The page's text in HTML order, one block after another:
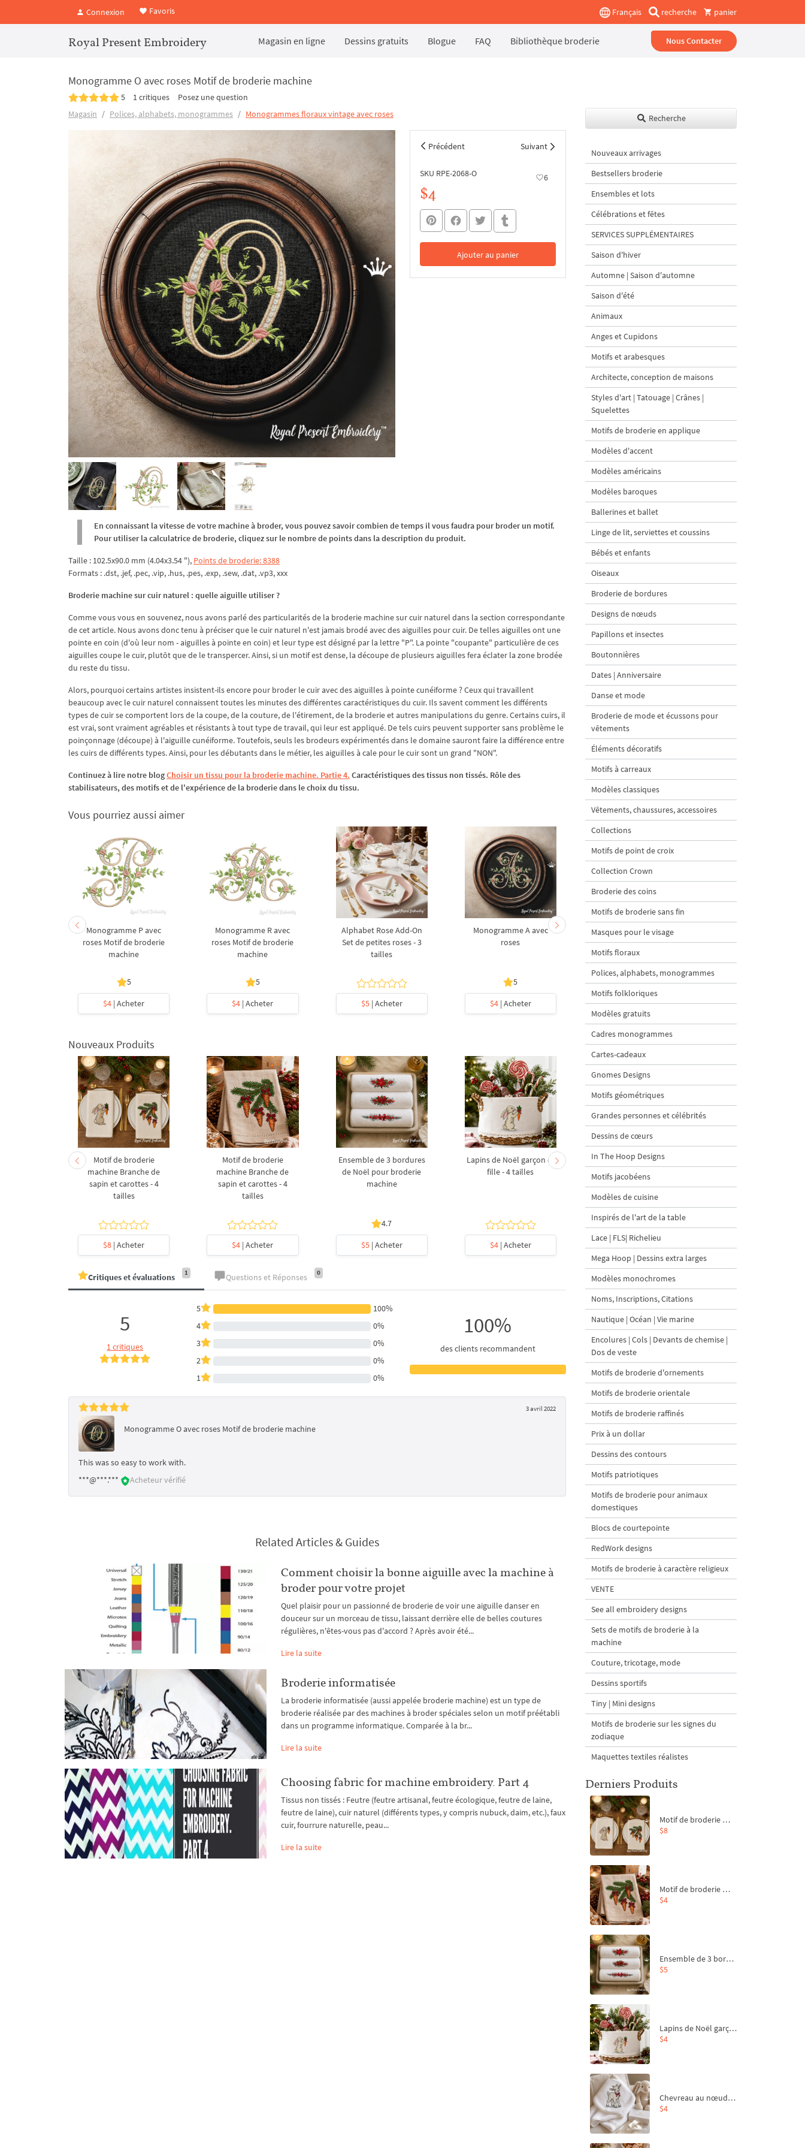
Connexion Favoris Français recherche panier
Royal Present Embroidery Magasin en ligne Dessins gratuits Blogue FAQ Bibliothèque broderie Nous Contacter
Monogramme O avec roses Motif de broderie machine
5 1 critiques
Posez une question
Magasin
Polices, alphabets, monogrammes Monogrammes floraux vintage avec roses
Précédent Suivant
SKU RPE-2068-O 6
$4
Ajouter au panier
Dans le panier
En connaissant la vitesse de votre machine à broder, vous pouvez savoir combien de temps il vous faudra pour broder un motif.
Pour utiliser la calculatrice de broderie, cliquez sur le nombre de points dans la description du produit.
Taille : 102.5x90.0 mm (4.04x3.54 "), Points de broderie: 8388
Formats : .dst, .jef, .pec, .vip, .hus, .pes, .exp, .sew, .dat, .vp3, xxx
Broderie machine sur cuir naturel : quelle aiguille utiliser ?
Comme vous vous en souvenez, nous avons parlé des particularités de la broderie machine sur cuir naturel dans la section correspondante
de cet article. Nous avons donc tenu à préciser que le cuir naturel n'est jamais brodé avec des aiguilles pour cuir. De telles aiguilles ont une
pointe en coin (d'où leur nom - aiguilles à pointe en coin) et leur type est désigné par la lettre "P". La pointe "coupante" particulière de ces
aiguilles coupe le cuir, plutôt que de le transpercer. Ainsi, si un motif est dense, la découpe de plusieurs aiguilles fera éclater la zone brodée
du reste du tissu.
Alors, pourquoi certains artistes insistent-ils encore pour broder le cuir avec des aiguilles à pointe cunéiforme ? Ceux qui travaillent
beaucoup avec le cuir naturel connaissent toutes les minutes des différentes caractéristiques du cuir. Ils savent comment les différents
types de cuir se comportent lors de la coupe, de la couture, de l'étirement, de la broderie et autres manipulations du genre. Certains cuirs, il
est vrai, sont vraiment agréables et résistants à tout type de travail, qui leur est appliqué. De tels cuirs peuvent supporter sans problème le
poinçonnage (découpe) à l'aiguille cunéiforme. Toutefois, seuls les brodeurs expérimentés dans le domaine sauront faire la différence entre
les cuirs de différents types. Ainsi, pour les débutants dans le métier, les aiguilles à cale pour le cuir sont un grand "NON".
Continuez à lire notre blogChoisir un tissu pour la broderie machine. Partie 4. Caractéristiques des tissus non tissés. Rôle des
stabilisateurs, des motifs et de l'expérience de la broderie dans le choix du tissu.
Vous pourriez aussi aimer
Monogramme P avec
roses Motif de broderie
machine
5
$4 | Acheter
Monogramme R avec
roses Motif de broderie
machine
5
$4 | Acheter
Alphabet Rose Add-On
Set de petites roses - 3
tailles
$5| Acheter
Monogramme A avec
roses
5
$4| Acheter
Monogramme B avec
roses Motif de broderie
machine
5
$4| Acheter
Nouveaux Produits
Motif de broderie
machine Branche de
sapin et carottes - 4
tailles
$8 | Acheter
Motif de broderie
machine Branche de
sapin et carottes - 4
tailles
$4 | Acheter
Ensemble de 3 bordures
de Noël pour broderie
machine
4.7
$5| Acheter
Lapins de Noël garçon et
fille - 4 tailles
$4| Acheter
Chevreau au nœud rouge
– broderie machine, 4
$4
Critiques et évaluations 1 Questions et Réponses 0
5
1 critiques
5
100%
4
0%
3
0%
2
0%
1
0%
100%
des clients recommandent
3 avril 2022
Monogramme O avec roses Motif de broderie machine
This was so easy to work with.
***@***.***
Acheteur vérifié
Related Articles & Guides
Comment choisir la bonne aiguille avec la machine à
broder pour votre projet
Quel plaisir pour un passionné de broderie de voir une aiguille danser en
douceur sur un morceau de tissu, laissant derrière elle de belles coutures
régulières, n'êtes-vous pas d'accord ? Après avoir été...
Lire la suite
Broderie informatisée
La broderie informatisée (aussi appelée broderie machine) est un type de
broderie réalisée par des machines à broder spéciales selon un motif préétabli
dans un programme informatique. Comparée à la br...
Lire la suite
Choosing fabric for machine embroidery. Part 4
Tissus non tissés : Feutre (feutre artisanal, feutre écologique, feutre de laine,
feutre de laine), cuir naturel (différents types, y compris nubuck, daim, etc.), faux
cuir, fourrure naturelle, peau...
Lire la suite
Recherche
Nouveaux arrivages
Bestsellers broderie
Ensembles et lots
Célébrations et fêtes
SERVICES SUPPLÉMENTAIRES
Saison d'hiver
Automne | Saison d'automne
Saison d'été
Animaux
Anges et Cupidons
Motifs et arabesques
Architecte, conception de maisons
Styles d'art | Tatouage | Crânes |
Squelettes
Motifs de broderie en applique
Modèles d'accent
Modèles américains
Modèles baroques
Ballerines et ballet
Linge de lit, serviettes et coussins
Bébés et enfants
Oiseaux
Broderie de bordures
Designs de nœuds
Papillons et insectes
Boutonnières
Dates | Anniversaire
Danse et mode
Broderie de mode et écussons pour
vêtements
Éléments décoratifs
Motifs à carreaux
Modèles classiques
Vêtements, chaussures, accessoires
Collections
Motifs de point de croix
Collection Crown
Broderie des coins
Motifs de broderie sans fin
Masques pour le visage
Motifs floraux
Polices, alphabets, monogrammes
Motifs folkloriques
Modèles gratuits
Cadres monogrammes
Cartes-cadeaux
Gnomes Designs
Motifs géométriques
Grandes personnes et célébrités
Dessins de cœurs
In The Hoop Designs
Motifs jacobéens
Modèles de cuisine
Inspirés de l'art de la table
Lace | FLS| Richelieu
Mega Hoop | Dessins extra larges
Modèles monochromes
Noms, Inscriptions, Citations
Nautique | Océan | Vie marine
Encolures | Cols | Devants de chemise |
Dos de veste
Motifs de broderie d'ornements
Motifs de broderie orientale
Motifs de broderie raffinés
Prix à un dollar
Dessins des contours
Motifs patriotiques
Motifs de broderie pour animaux
domestiques
Blocs de courtepointe
RedWork designs
Motifs de broderie à caractère religieux
VENTE
See all embroidery designs
Sets de motifs de broderie à la
machine
Couture, tricotage, mode
Dessins sportifs
Tiny | Mini designs
Motifs de broderie sur les signes du
zodiaque
Maquettes textiles réalistes
Derniers Produits
Motif de broderie machine Branche de sapin et carottes - 4 tailles
$8
Motif de broderie machine Branche de sapin et carottes - 4 tailles
$4
Ensemble de 3 bordures de Noël pour broderie machine
$5
Lapins de Noël garçon et fille - 4 tailles
$4
Chevreau au nœud rouge – broderie machine, 4 tailles
$4